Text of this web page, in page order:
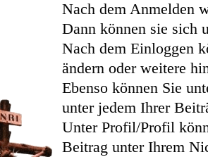
Nach dem Anmelden
Dann können sie sich
Nach dem Einloggen
ändern oder weitere
Ebenso können Sie
unter jedem Ihrer
Unter Profil/Profil
Beitrag unter Ihrem